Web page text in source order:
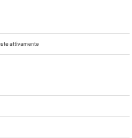
| P.iva 08056040960
Enrico Forlanini 21 -
n° 5578/2022 del